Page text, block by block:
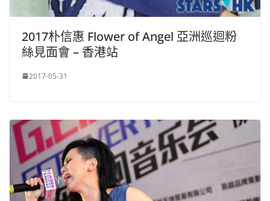
2017朴信惠 Flower of Angel 亞洲巡迴粉
絲見面會 – 香港站
2017-05-31